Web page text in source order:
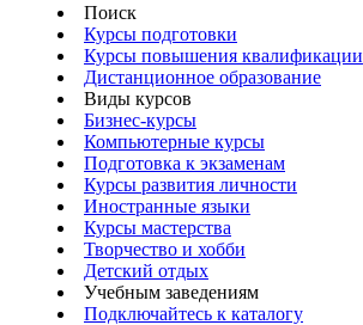
Поиск
Курсы подготовки
Курсы повышения квалификации
Дистанционное образование
Виды курсов
Бизнес-курсы
Компьютерные курсы
Подготовка к экзаменам
Курсы развития личности
Иностранные языки
Курсы мастерства
Творчество и хобби
Детский отдых
Учебным заведениям
Подключайтесь к каталогу